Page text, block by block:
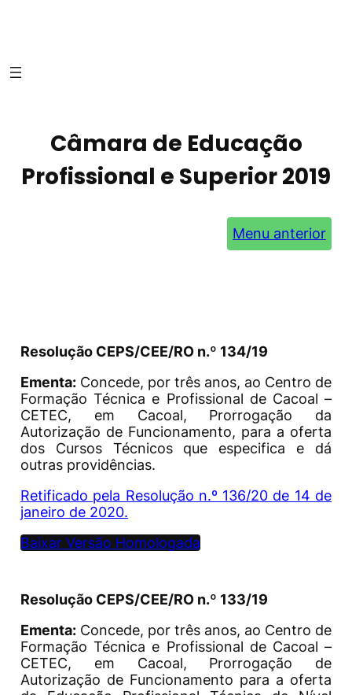
Câmara de Educação
Profissional e Superior 2019
Menu anterior
Resolução CEPS/CEE/RO n.º 134/19
Ementa: Concede, por três anos, ao Centro de
Formação Técnica e Profissional de Cacoal –
CETEC, em Cacoal, Prorrogação da
Autorização de Funcionamento, para a oferta
dos Cursos Técnicos que especifica e dá
outras providências.
Retificado pela Resolução n.º 136/20 de 14 de
janeiro de 2020.
Baixar Versão Homologada
Resolução CEPS/CEE/RO n.º 133/19
Ementa: Concede, por três anos, ao Centro de
Formação Técnica e Profissional de Cacoal –
CETEC, em Cacoal, Prorrogação de
Autorização de Funcionamento para a oferta